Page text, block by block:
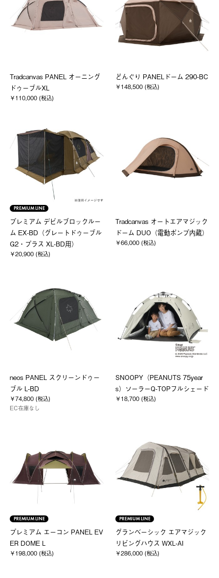
Tradcanvas PANEL オーニング
ドゥーブルXL
￥110,000 (税込)
どんぐり PANELドーム 290-BC
￥148,500 (税込)
PREMIUM LINE
プレミアム デビルブロックルー
ム EX-BD（グレートドゥーブル
G2・プラス XL-BD用）
￥20,900 (税込)
Tradcanvas オートエアマジック
ドーム DUO（電動ポンプ内蔵）
￥66,000 (税込)
neos PANEL スクリーンドゥー
ブル L-BD
￥74,800 (税込)
EC在庫なし
SNOOPY（PEANUTS 75year
s）ソーラーQ-TOPフルシェード
￥18,700 (税込)
PREMIUM LINE
プレミアム エーコン PANEL EV
ER DOME L
￥198,000 (税込)
PREMIUM LINE
グランベーシック エアマジック
リビングハウス WXL-AI
￥286,000 (税込)